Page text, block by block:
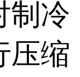
制冷
压缩